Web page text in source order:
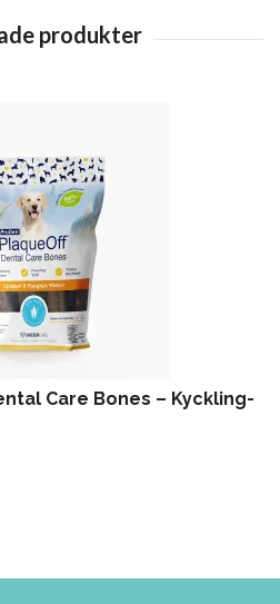
Care Bones – Kyckling-